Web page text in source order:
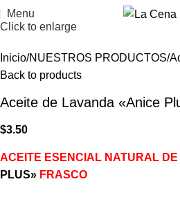
Menu
Click to enlarge
Inicio NUESTROS PRODUCTOS
Back to products
Aceite de Lavanda «Anice
$3.50
ACEITE ESENCIAL NATURAL
PLUS» FRASCO